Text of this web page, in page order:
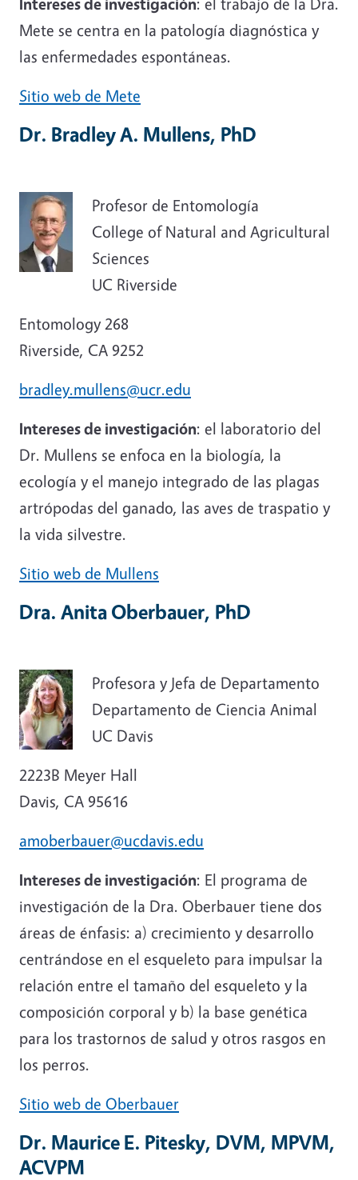
Mete se centra en la patología diagnóstica y
las enfermedades espontáneas.
Sitio web de Mete
Dr. Bradley A. Mullens, PhD
Profesor de Entomología
College of Natural and Agricultural
Sciences
UC Riverside
Entomology 268
Riverside, CA 9252
bradley.mullens@ucr.edu
Intereses de investigación: el laboratorio del
Dr. Mullens se enfoca en la biología, la
ecología y el manejo integrado de las plagas
artrópodas del ganado, las aves de traspatio y
la vida silvestre.
Sitio web de Mullens
Dra. Anita Oberbauer, PhD
Profesora y Jefa de Departamento
Departamento de Ciencia Animal
UC Davis
2223B Meyer Hall
Davis, CA 95616
amoberbauer@ucdavis.edu
Intereses de investigación: El programa de
investigación de la Dra. Oberbauer tiene dos
áreas de énfasis: a) crecimiento y desarrollo
centrándose en el esqueleto para impulsar la
relación entre el tamaño del esqueleto y la
composición corporal y b) la base genética
para los trastornos de salud y otros rasgos en
los perros.
Sitio web de Oberbauer
Dr. Maurice E. Pitesky, DVM, MPVM,
ACVPM